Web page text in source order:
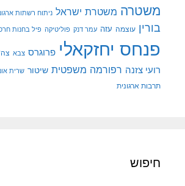
משטרה משטרת ישראל ניתוח רשתות
בורין עוצמה עזה עמר דנק פוליטיקה פיל בחנות
פנחס יחזקאלי פרוגרס צבא
רועי צזנה רפורמה משפטית שיטור שרית
תרבות ארגונית
חיפוש